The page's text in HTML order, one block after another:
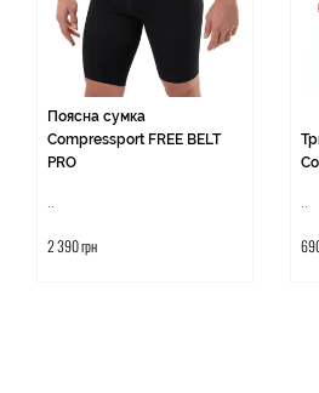
Поясна сумка
Compressport FREE BELT
PRO
2 390 грн